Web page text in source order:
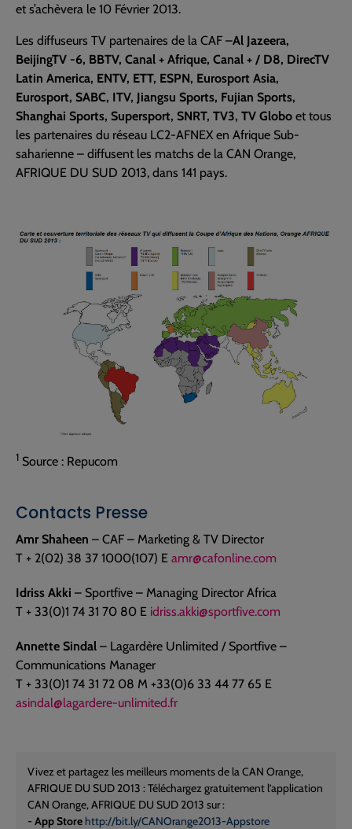
et s’achèvera le 10 Février 2013.
Les diffuseurs TV partenaires de la CAF –Al Jazeera,
BeijingTV -6, BBTV, Canal + Afrique, Canal + / D8, DirecTV
Latin America, ENTV, ETT, ESPN, Eurosport Asia,
Eurosport, SABC, ITV, Jiangsu Sports, Fujian Sports,
Shanghai Sports, Supersport, SNRT, TV3, TV Globo et tous
les partenaires du réseau LC2-AFNEX en Afrique Sub-
saharienne – diffusent les matchs de la CAN Orange,
AFRIQUE DU SUD 2013, dans 141 pays.
1 Source : Repucom
Contacts Presse
Amr Shaheen – CAF – Marketing & TV Director
T + 2(02) 38 37 1000(107) E amr@cafonline.com
Idriss Akki – Sportfive – Managing Director Africa
T + 33(0)1 74 31 70 80 E idriss.akki@sportfive.com
Annette Sindal – Lagardère Unlimited / Sportfive –
Communications Manager
T + 33(0)1 74 31 72 08 M +33(0)6 33 44 77 65 E
asindal@lagardere-unlimited.fr
Vivez et partagez les meilleurs moments de la CAN Orange,
AFRIQUE DU SUD 2013 : Téléchargez gratuitement l’application
CAN Orange, AFRIQUE DU SUD 2013 sur :
- App Store http://bit.ly/CANOrange2013-Appstore